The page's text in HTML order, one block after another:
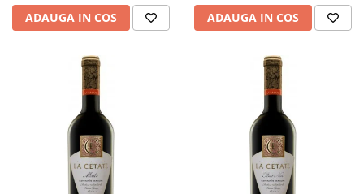
ADAUGA IN COS ADAUGA IN COS